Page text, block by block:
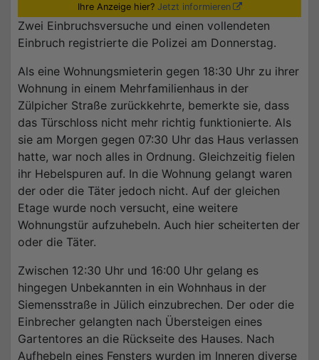
Ihre Anzeige hier? Jetzt informieren
Zwei Einbruchsversuche und einen vollendeten
Einbruch registrierte die Polizei am Donnerstag.
Als eine Wohnungsmieterin gegen 18:30 Uhr zu ihrer
Wohnung in einem Mehrfamilienhaus in der
Zülpicher Straße zurückkehrte, bemerkte sie, dass
das Türschloss nicht mehr richtig funktionierte. Als
sie am Morgen gegen 07:30 Uhr das Haus verlassen
hatte, war noch alles in Ordnung. Gleichzeitig fielen
ihr Hebelspuren auf. In die Wohnung gelangt waren
der oder die Täter jedoch nicht. Auf der gleichen
Etage wurde noch versucht, eine weitere
Wohnungstür aufzuhebeln. Auch hier scheiterten der
oder die Täter.
Zwischen 12:30 Uhr und 16:00 Uhr gelang es
hingegen Unbekannten in ein Wohnhaus in der
Siemensstraße in Jülich einzubrechen. Der oder die
Einbrecher gelangten nach Übersteigen eines
Gartentores an die Rückseite des Hauses. Nach
Aufhebeln eines Fensters wurden im Inneren diverse